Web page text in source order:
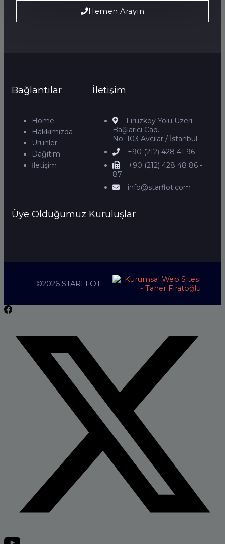
Hemen Arayın
Bağlantılar
Home
Hakkımızda
Ürünler
Dağıtım
İletişim
İletişim
Firuzköy Yolu Üzeri
Bağlarici Cad.
No: 103 Avcılar / İstanbul
+90 (212) 428 41 96
+90 (212) 428 48 86 -
87
info@starflot.com
Üye Olduğumuz Kuruluşlar
©2026 STARFLOT